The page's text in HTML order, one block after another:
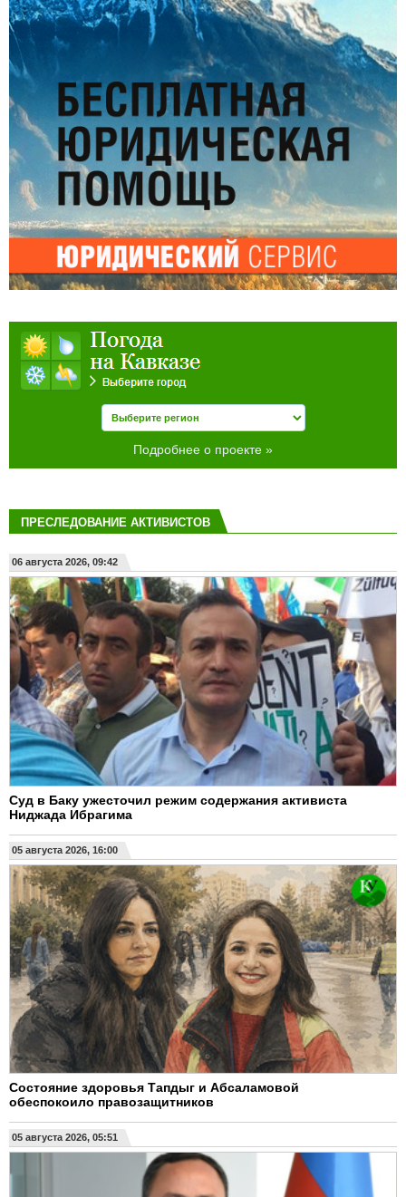
Подробнее о проекте »
ПРЕСЛЕДОВАНИЕ АКТИВИСТОВ
06 августа 2026, 09:42
Суд в Баку ужесточил режим содержания активиста
Ниджада Ибрагима
05 августа 2026, 16:00
Состояние здоровья Тапдыг и Абсаламовой
обеспокоило правозащитников
05 августа 2026, 05:51